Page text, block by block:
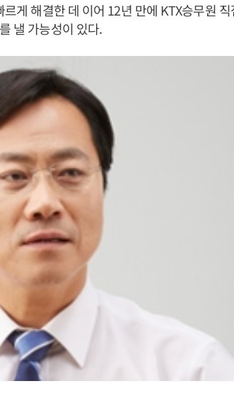
게 해결한 데 이어 12년 만에 KTX승무원
낼 가능성이 있다.